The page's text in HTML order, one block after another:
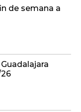
de semana a